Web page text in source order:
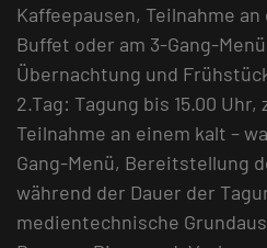
Kaffeepausen, Teilnahme
Buffet oder am 3-Gang-
Übernachtung und
2.Tag: Tagung bis 15.00
Teilnahme an einem kalt –
Gang-Menü, Bereitstellung
während der Dauer der
medientechnische